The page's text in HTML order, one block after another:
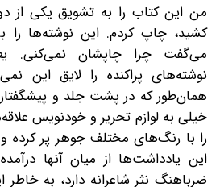
من این کتاب را به تشویق یکی از
کشید، چاپ کردم. این نوشته‌ها را
می‌گفت چرا چاپشان نمی‌کنی.
نوشته‌های پراکنده‌ را لایق این
همان‌طور که در پشت جلد و پیشگفتار
خیلی به لوازم‌ تحریر و خودنویس
را با رنگ‌های مختلف جوهر پر کرده و
این یادداشت‌ها از میان آنها
ضرباهنگ نثر شاعرانه دارد، به